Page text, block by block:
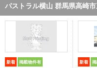
パストラル横山 群馬県高崎
新着 掲載物件有 新着